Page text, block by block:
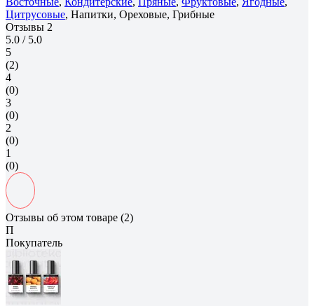
Цитрусовые, Напитки, Ореховые, Грибные
Отзывы 2
5.0 / 5.0
5
(2)
4
(0)
3
(0)
2
(0)
1
(0)
Отзывы об этом товаре (2)
П
Покупатель